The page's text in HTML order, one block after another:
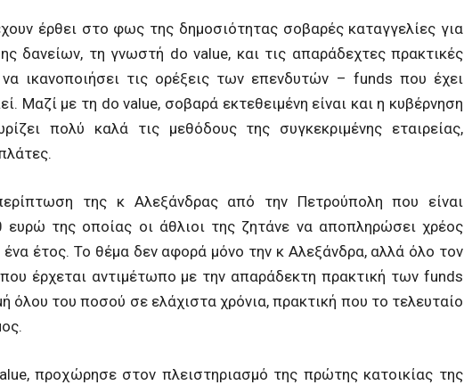
έρθει στο φως της δημοσιότητας σοβαρές καταγγελίες για
δανείων, τη γνωστή do value, και τις απαράδεχτες πρακτικές
ικανοποιήσει τις ορέξεις των επενδυτών – funds που έχει
Μαζί με τη do value, σοβαρά εκτεθειμένη είναι και η κυβέρνηση
πολύ καλά τις μεθόδους της συγκεκριμένης εταιρείας,
της κ Αλεξάνδρας από την Πετρούπολη που είναι
ευρώ της οποίας οι άθλιοι της ζητάνε να αποπληρώσει χρέος
έτος. Το θέμα δεν αφορά μόνο την κ Αλεξάνδρα, αλλά όλο τον
έρχεται αντιμέτωπο με την απαράδεκτη πρακτική των funds
όλου του ποσού σε ελάχιστα χρόνια, πρακτική που το τελευταίο
προχώρησε στον πλειστηριασμό της πρώτης κατοικίας της